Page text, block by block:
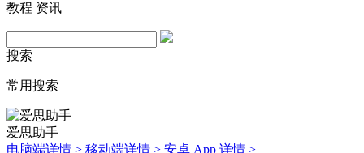
教程 资讯
搜索
常用搜索
爱思助手
电脑端详情 > 移动端详情 > 安卓 App 详情 >